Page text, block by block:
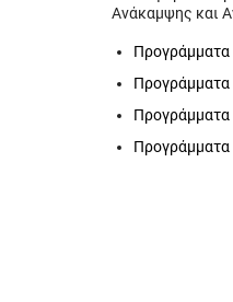
Ανάκαμψης και
Προγράμματα
Προγράμματα
Προγράμματα
Προγράμματα